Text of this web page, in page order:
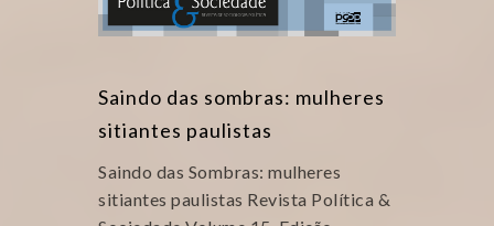
Saindo das sombras: mulheres
sitiantes paulistas
Saindo das Sombras: mulheres
sitiantes paulistas Revista Política &